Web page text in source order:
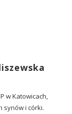
w Katowicach,
synów i córki.